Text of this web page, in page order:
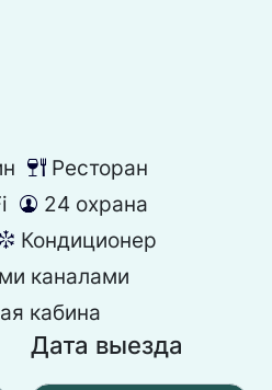
뎃 Ресторан
댑 24 охрана
Кондиционер
каналами
кабина
Дата выезда